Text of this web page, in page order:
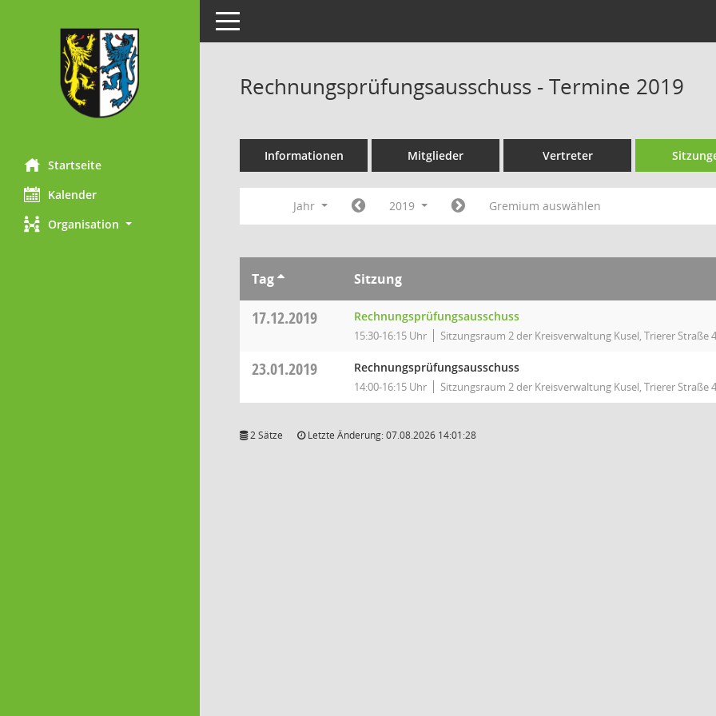
Startseite
Kalender
Organisation
Toggle navigation
Rechnungsprüfungsausschuss - Termine 2019
Informationen Mitglieder Vertreter
Jahr 2019 Gremium auswählen
Tag Sitzung
17.12.2019 Rechnungsprüfungsausschuss
15:30-16:15 Uhr Sitzungsraum 2 der Kreisverwaltung Kusel, Trierer Straße
23.01.2019 Rechnungsprüfungsausschuss
14:00-16:15 Uhr Sitzungsraum 2 der Kreisverwaltung Kusel, Trierer Straße
2 Sätze Letzte Änderung: 07.08.2026 14:01:28